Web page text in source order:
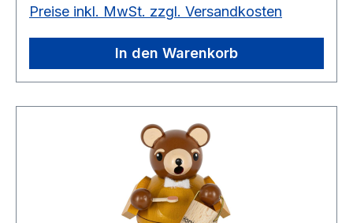
Preise inkl. MwSt. zzgl. Versandkosten
In den Warenkorb